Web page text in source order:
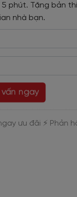
phút. Tặng bản
nhà bạn.
ngay